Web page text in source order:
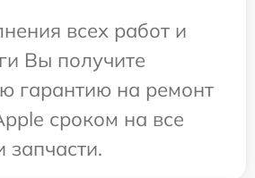
всех работ и
Вы получите
гарантию на ремонт
сроком на все
запчасти.